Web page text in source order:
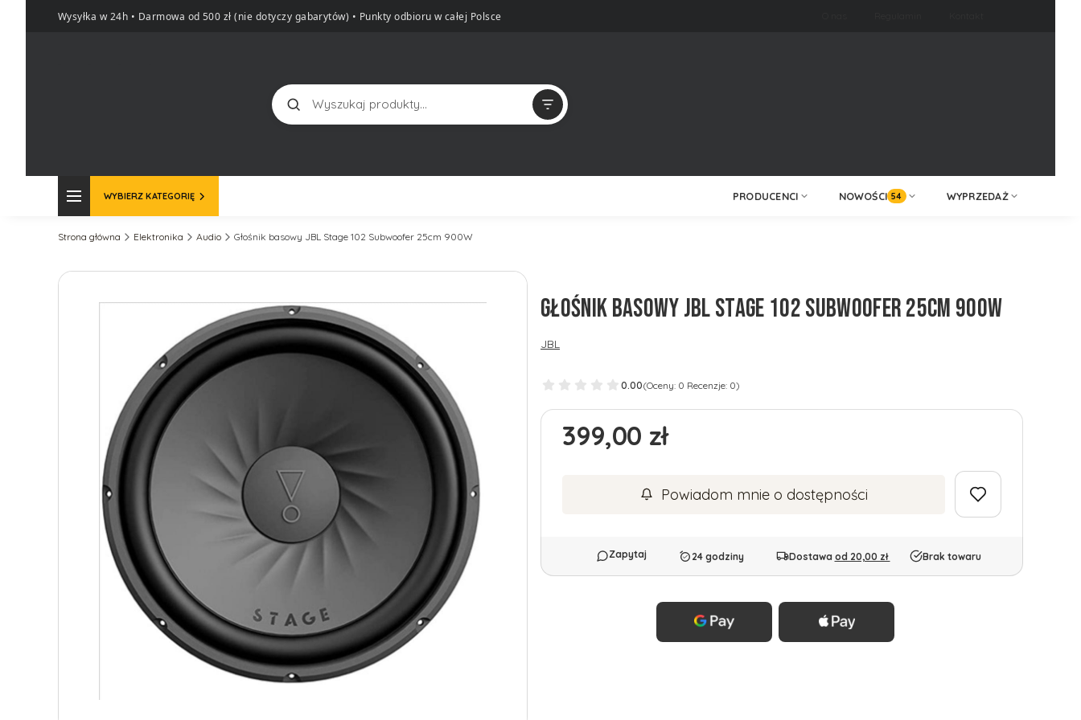
Wysyłka w 24h • Darmowa od 500 zł (nie dotyczy gabarytów) • Punkty odbioru w całej Polsce
Szukaj
WYBIERZ KATEGORIĘ PRODUCENCI NOWOŚCI 54 WYPRZEDAŻ
Strona główna Elektronika Audio Głośnik basowy JBL Stage 102 Subwoofer 25cm 900W
GŁOŚNIK BASOWY JBL STAGE 102 SUBWOOFER 25CM 900W
JBL
0.00(Oceny: 0 Recenzje: 0)
Cena
399,00 zł
Powiadom mnie o dostępności
24 godziny Dostawa od 20,00 zł Brak towaru